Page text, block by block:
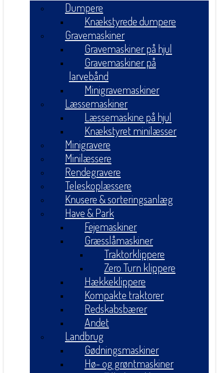
Dumpere
Knækstyrede dumpere
Gravemaskiner
Gravemaskiner på hjul
Gravemaskiner på
larvebånd
Minigravemaskiner
Læssemaskiner
Læssemaskine på hjul
Knækstyret minilæsser
Minigravere
Minilæssere
Rendegravere
Teleskoplæssere
Knusere & sorteringsanlæg
Have & Park
Fejemaskiner
Græsslåmaskiner
Traktorklippere
Zero Turn klippere
Hækkeklippere
Kompakte traktorer
Redskabsbærer
Andet
Landbrug
Gødningsmaskiner
Hø- og grøntmaskiner